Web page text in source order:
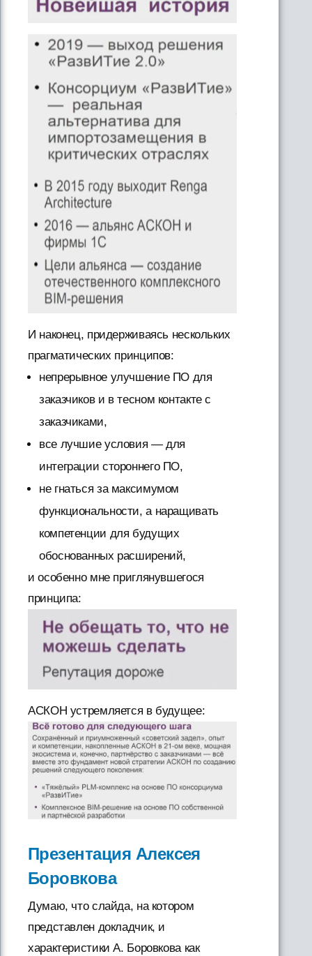
И наконец, придерживаясь нескольких
прагматических принципов:
непрерывное улучшение ПО для
заказчиков и в тесном контакте с
заказчиками,
все лучшие условия — для
интеграции стороннего ПО,
не гнаться за максимумом
функциональности, а наращивать
компетенции для будущих
обоснованных расширений,
и особенно мне приглянувшегося
принципа:
АСКОН устремляется в будущее:
Презентация Алексея
Боровкова
Думаю, что слайда, на котором
представлен докладчик, и
характеристики А. Боровкова как